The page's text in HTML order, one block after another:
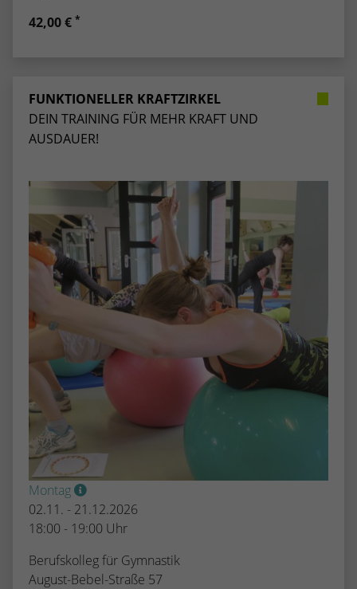
42,00 € *
FUNKTIONELLER KRAFTZIRKEL
DEIN TRAINING FÜR MEHR KRAFT UND
AUSDAUER!
Montag
02.11. - 21.12.2026
18:00 - 19:00 Uhr
Berufskolleg für Gymnastik
August-Bebel-Straße 57